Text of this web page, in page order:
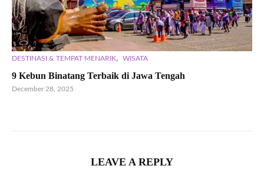
DESTINASI & TEMPAT MENARIK, WISATA
9 Kebun Binatang Terbaik di Jawa Tengah
December 28, 2025
LEAVE A REPLY